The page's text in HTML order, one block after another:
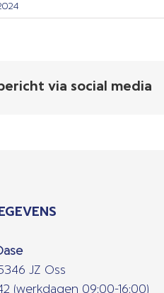
via social media
JZ Oss
(werkdagen 09:00-16:00)